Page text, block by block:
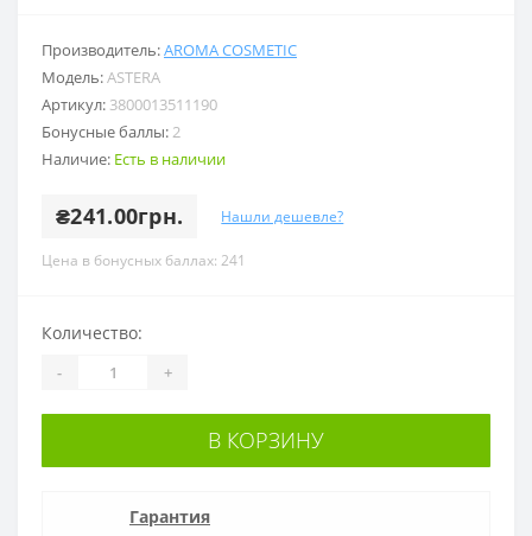
Производитель:AROMA COSMETIC
Модель:ASTERA
Артикул: 3800013511190
Бонусные баллы:2
Наличие: Есть в наличии
₴241.00грн. Нашли дешевле?
Цена в бонусных баллах: 241
Количество:
- +
В КОРЗИНУ
Гарантия